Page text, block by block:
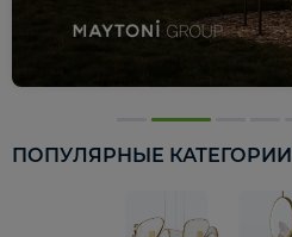
ПОПУЛЯРНЫЕ КАТЕГОРИИ